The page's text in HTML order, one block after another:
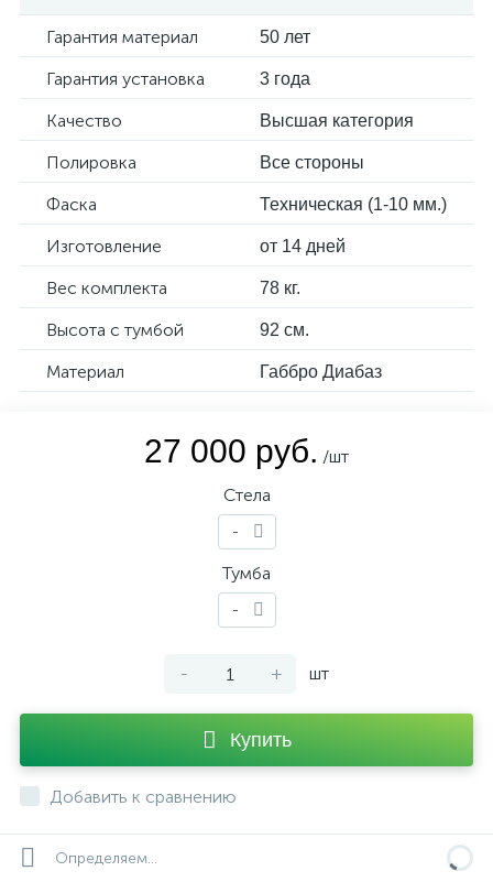
Гарантия материал 50 лет
Гарантия установка 3 года
Качество Высшая категория
Полировка Все стороны
Фаска Техническая (1-10 мм.)
Изготовление от 14 дней
Вес комплекта 78 кг.
Высота с тумбой 92 см.
Материал Габбро Диабаз
27 000 руб. /шт
Стела
-
Тумба
-
- + шт
Купить
Добавить к сравнению
Определяем...